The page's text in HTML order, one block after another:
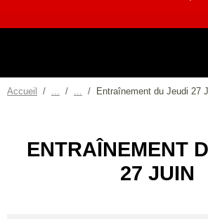
Accueil Entraînement du Jeudi 27
ENTRAÎNEMENT
27 JUIN